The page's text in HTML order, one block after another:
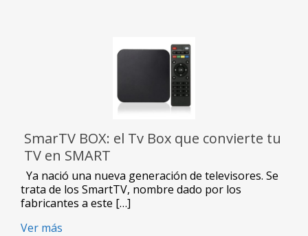
SmarTV BOX: el Tv Box que convierte tu
TV en SMART
Ya nació una nueva generación de televisores. Se
trata de los SmartTV, nombre dado por los
fabricantes a este […]
Ver más